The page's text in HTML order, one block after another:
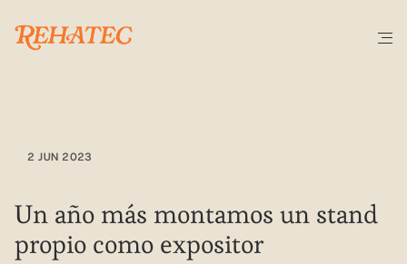
2 JUN 2023
Un año más montamos un stand
propio como expositor